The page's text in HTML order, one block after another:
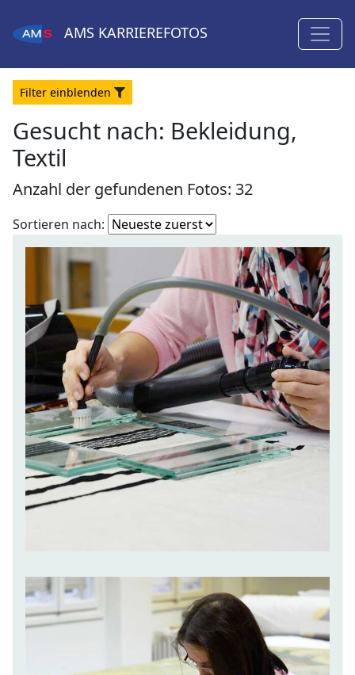
AMS KARRIEREFOTOS
Filter einblenden
Gesucht nach: Bekleidung,
Textil
Anzahl der gefundenen Fotos: 32
Sortieren nach: